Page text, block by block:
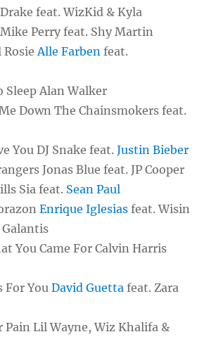
feat. WizKid & Kyla
Perry feat. Shy Martin
RosieAlle Farben feat.
Sleep Alan Walker
Down The Chainsmokers feat.
You DJ Snake feat.Justin Bieber
Jonas Blue feat. JP Cooper
Sia feat. Sean Paul
Enrique Iglesias feat. Wisin
Galantis
You Came For Calvin Harris
For YouDavid Guetta feat. Zara
Pain Lil Wayne, Wiz Khalifa &